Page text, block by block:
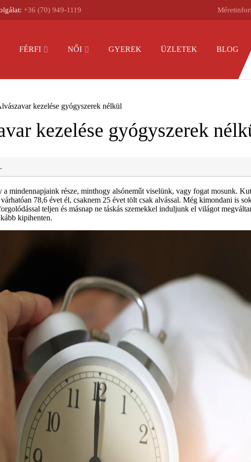
+36 (70) 949-1119
FÉRFI NŐI GYEREK ÜZLETEK BLOG
kezelése gyógyszerek nélkül
kezelése gyógyszerek
a mindennapjaink része, minthogy alsóneműt viselünk, vagy fogat mosunk.
78,6 évet él, csaknem 25 évet tölt csak alvással. Még kimondani is
teljen és másnap ne táskás szemekkel induljunk el világot
kipihenten.